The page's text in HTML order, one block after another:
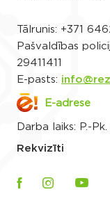
Tālrunis: +371
Pašvaldības
29411411
E-pasts:
E-adrese
Darba laiks: P.-
Rekvizīti